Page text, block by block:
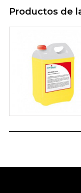
Productos de